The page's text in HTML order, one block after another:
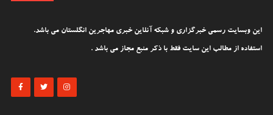
این وبسایت رسمی خبرگزاری و شبکه آنلاین خبری مهاجرین انگلستان می باشد.
استفاده از مطالب این سایت فقط با ذکر منبع مجاز می باشد .